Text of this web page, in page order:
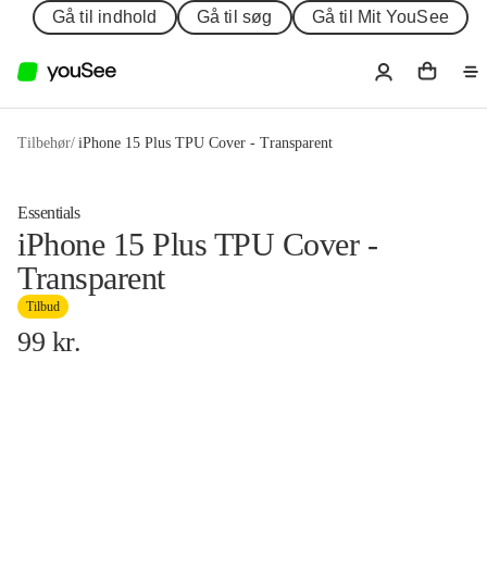
Gå til indhold Gå til søg Gå til Mit YouSee
Tilbehør/ iPhone 15 Plus TPU Cover - Transparent
Essentials
iPhone 15 Plus TPU Cover -
Transparent
Tilbud
99 kr.